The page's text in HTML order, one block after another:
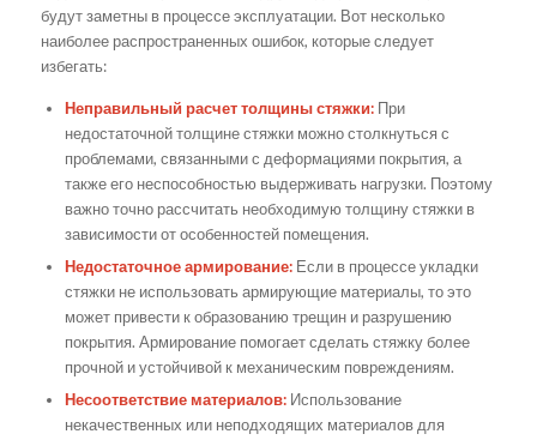
будут заметны в процессе эксплуатации. Вот несколько
наиболее распространенных ошибок, которые следует
избегать:
Неправильный расчет толщины стяжки:При
недостаточной толщине стяжки можно столкнуться с
проблемами, связанными с деформациями покрытия, а
также его неспособностью выдерживать нагрузки. Поэтому
важно точно рассчитать необходимую толщину стяжки в
зависимости от особенностей помещения.
Недостаточное армирование:Если в процессе укладки
стяжки не использовать армирующие материалы, то это
может привести к образованию трещин и разрушению
покрытия. Армирование помогает сделать стяжку более
прочной и устойчивой к механическим повреждениям.
Несоответствие материалов:Использование
некачественных или неподходящих материалов для